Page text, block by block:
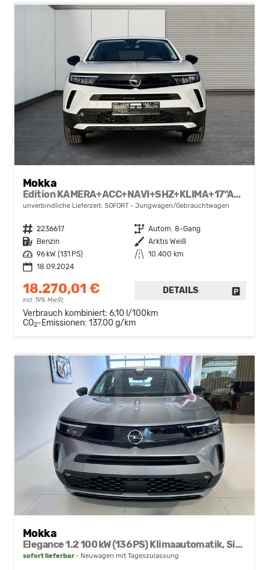
Mokka
Edition KAMERA+ACC+NAVI+SHZ+KLIMA+17"ALU+LED
unverbindliche Lieferzeit: SOFORT Jungwagen/Gebrauchtwagen
Fahrzeugnr. 2236617 Getriebe Autom. 8-Gang
Kraftstoff
Benzin Außenfarbe Arktis Weiß
Leistung
96 kW (131 PS) Kilometerstand
10.400 km
18.09.2024
18.270,01 €
incl. 19% MwSt.
DETAILS
Verbrauch kombiniert: 6,10 l/100km
CO2-Emissionen: 137,00 g/km
Mokka
Elegance 1.2 100 kW (136 PS) Klimaautomatik, Sitzheizung, Lenkradheizung, Abstandstempomat, Einparkhilfe, Rückfahrkamera, Bluetooth, Apple CarPlay, Android Auto, LED-Scheinwerfer, Voll Digitales Cockpit, 17 Zoll Leichtmetallfelgen, uvm.
sofort lieferbar Neuwagen mit Tageszulassung